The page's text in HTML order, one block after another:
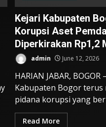
Kejari Kabupaten
Korupsi Aset
Diperkirakan Rp1,2
admin June 12, 2026
HARIAN JABAR,
Kabupaten Bogor terus
pidana korupsi yang
Read More